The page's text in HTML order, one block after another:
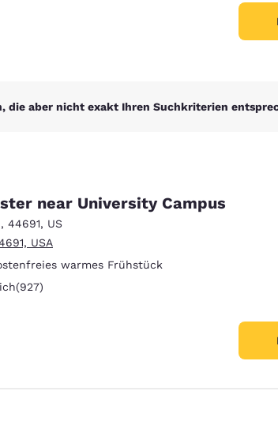
die aber nicht exakt Ihren Suchkriterien
near University Campus
, 44691, US
USA
warmes Frühstück
927 Bewertungen
(927)